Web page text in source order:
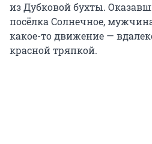
из Дубковой бухты.
посёлка Солнечное,
какое-то движение —
красной тряпкой.